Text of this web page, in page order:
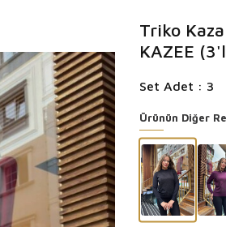
Triko
KAZEE
Set Adet : 3
Ürünün Diğer